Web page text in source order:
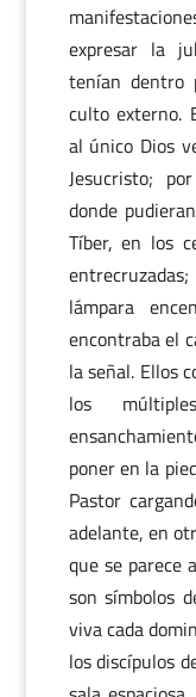
expresar la
tenían dentro
culto externo.
al único Dios
Jesucristo;
donde
Tíber, en los
lámpara
encontraba el
la señal. Ellos
los
poner en la
Pastor
adelante, en
que se parece
son símbolos
viva cada
los discípulos